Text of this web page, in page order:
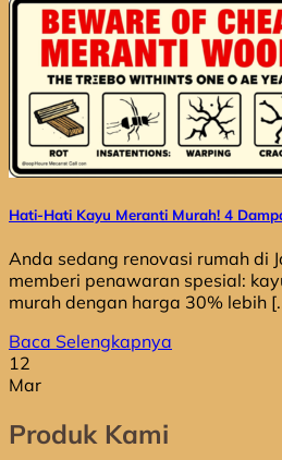
Hati-Hati Kayu Meranti Murah! 4
Anda sedang renovasi rumah di
memberi penawaran spesial:
murah dengan harga 30% lebih
Baca Selengkapnya
12
Mar
Produk Kami